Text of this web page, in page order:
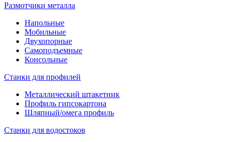
Размотчики металла
Напольные
Мобильные
Двухопорные
Самоподъемные
Консольные
Станки для профилей
Металлический штакетник
Профиль гипсокартона
Шляпный/омега профиль
Станки для водостоков